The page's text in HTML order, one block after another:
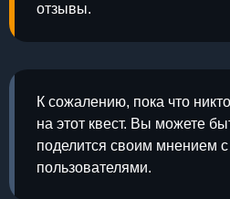
отзывы.
К сожалению, пока что
на этот квест. Вы можете
поделится своим мнением
пользователями.